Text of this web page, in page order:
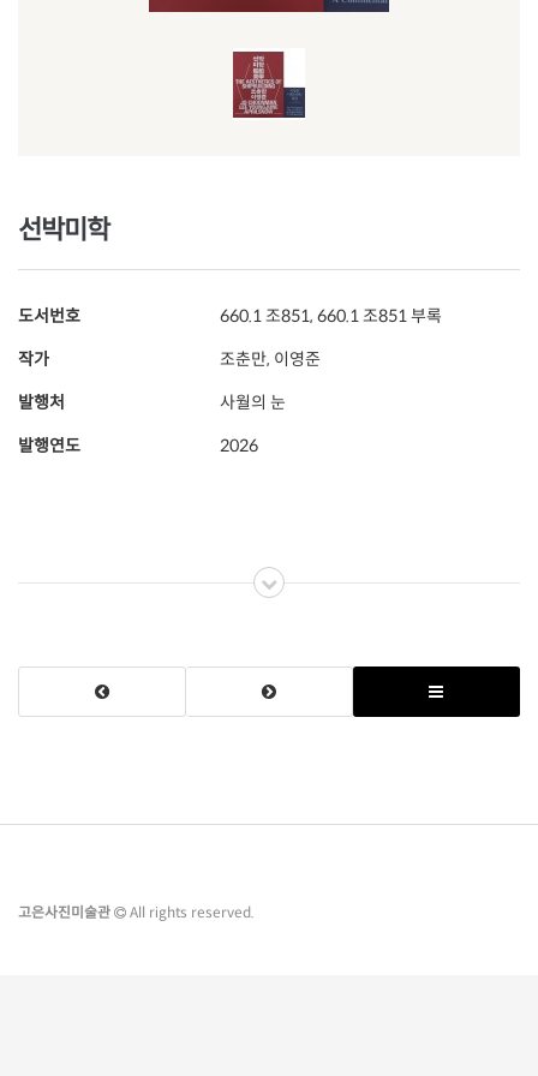
선박미학
도서번호
660.1 조851, 660.1 조851 부록
작가
조춘만, 이영준
발행처
사월의 눈
발행연도
2026
고은사진미술관 All rights reserved.